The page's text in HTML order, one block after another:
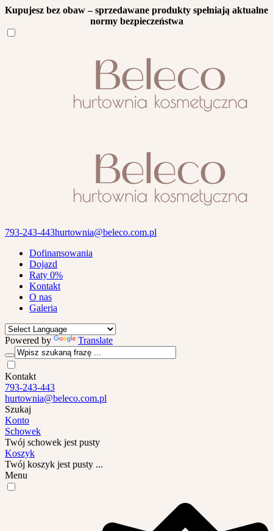
Kupujesz bez obaw – sprzedawane produkty spełniają aktualne
normy bezpieczeństwa
793-243-443hurtownia@beleco.com.pl
Dofinansowania
Dojazd
Raty 0%
Kontakt
O nas
Galeria
Powered by Translate
Kontakt
793-243-443
hurtownia@beleco.com.pl
Szukaj
Konto
Schowek
Twój schowek jest pusty
Koszyk
Twój koszyk jest pusty ...
Menu